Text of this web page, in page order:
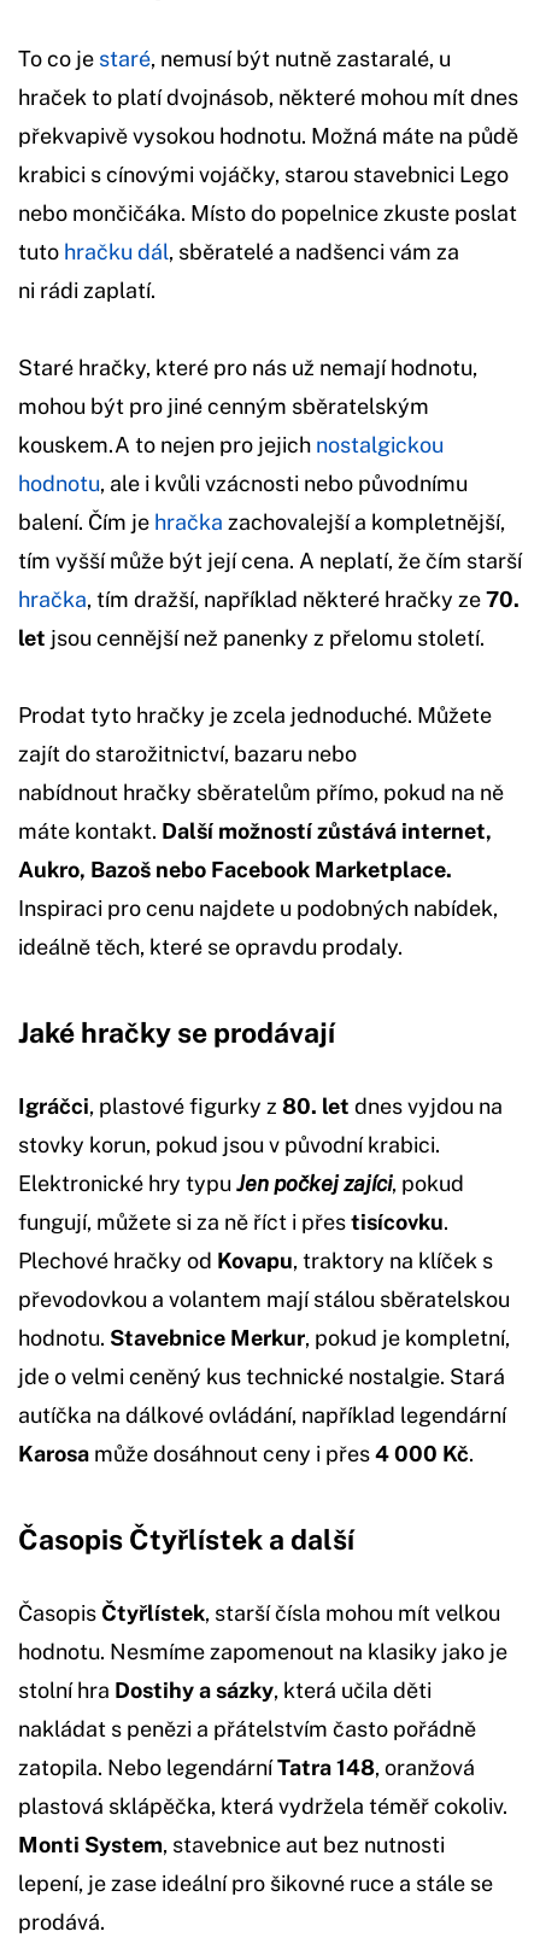
To co je staré, nemusí být nutně zastaralé, u
hraček to platí dvojnásob, některé mohou mít dnes
překvapivě vysokou hodnotu. Možná máte na půdě
krabici s cínovými vojáčky, starou stavebnici Lego
nebo mončičáka. Místo do popelnice zkuste poslat
tuto hračku dál, sběratelé a nadšenci vám za
ni rádi zaplatí.
Staré hračky, které pro nás už nemají hodnotu,
mohou být pro jiné cenným sběratelským
kouskem.A to nejen pro jejich nostalgickou
hodnotu, ale i kvůli vzácnosti nebo původnímu
balení. Čím je hračka zachovalejší a kompletnější,
tím vyšší může být její cena. A neplatí, že čím starší
hračka, tím dražší, například některé hračky ze70.
let jsou cennější než panenky z přelomu století.
Prodat tyto hračky je zcela jednoduché. Můžete
zajít do starožitnictví, bazaru nebo
nabídnout hračky sběratelům přímo, pokud na ně
máte kontakt. Další možností zůstává internet,
Aukro, Bazoš nebo Facebook Marketplace.
Inspiraci pro cenu najdete u podobných nabídek,
ideálně těch, které se opravdu prodaly.
Jaké hračky se prodávají
Igráčci, plastové figurky z 80. let dnes vyjdou na
stovky korun, pokud jsou v původní krabici.
Elektronické hry typu Jen počkej zajíci, pokud
fungují, můžete si za ně říct i přestisícovku.
Plechové hračky od Kovapu, traktory na klíček s
převodovkou a volantem mají stálou sběratelskou
hodnotu. Stavebnice Merkur, pokud je kompletní,
jde o velmi ceněný kus technické nostalgie. Stará
autíčka na dálkové ovládání, například legendární
Karosa může dosáhnout ceny i přes4 000 Kč.
Časopis Čtyřlístek a další
ČasopisČtyřlístek, starší čísla mohou mít velkou
hodnotu. Nesmíme zapomenout na klasiky jako je
stolní hra Dostihy a sázky, která učila děti
nakládat s penězi a přátelstvím často pořádně
zatopila. Nebo legendárníTatra 148, oranžová
plastová sklápěčka, která vydržela téměř cokoliv.
Monti System, stavebnice aut bez nutnosti
lepení, je zase ideální pro šikovné ruce a stále se
prodává.